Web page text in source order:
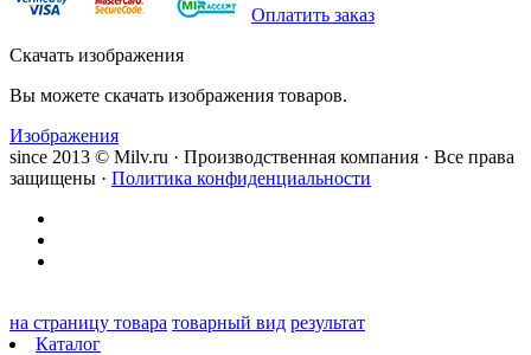
Оплатить заказ
Скачать изображения
Вы можете скачать изображения товаров.
Изображения
since 2013 © Milv.ru · Производственная компания · Все права
защищены · Политика конфиденциальности
на страницу товара товарный вид результат
Каталог